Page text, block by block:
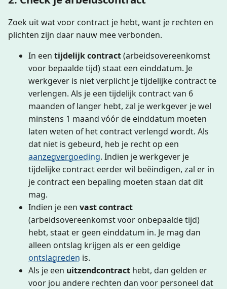
Zoek uit wat voor contract je hebt, want je rechten en
plichten zijn daar nauw mee verbonden.
In een tijdelijk contract(arbeidsovereenkomst
voor bepaalde tijd) staat een einddatum. Je
werkgever is niet verplicht je tijdelijke contract te
verlengen. Als je een tijdelijk contract van 6
maanden of langer hebt, zal je werkgever je wel
minstens 1 maand vóór de einddatum moeten
laten weten of het contract verlengd wordt. Als
dat niet is gebeurd, heb je recht op een
aanzegvergoeding. Indien je werkgever je
tijdelijke contract eerder wil beëindigen, zal er in
je contract een bepaling moeten staan dat dit
mag.
Indien je een vast contract
(arbeidsovereenkomst voor onbepaalde tijd)
hebt, staat er geen einddatum in. Je mag dan
alleen ontslag krijgen als er een geldige
ontslagreden is.
Als je een uitzendcontracthebt, dan gelden er
voor jou andere rechten dan voor personeel dat